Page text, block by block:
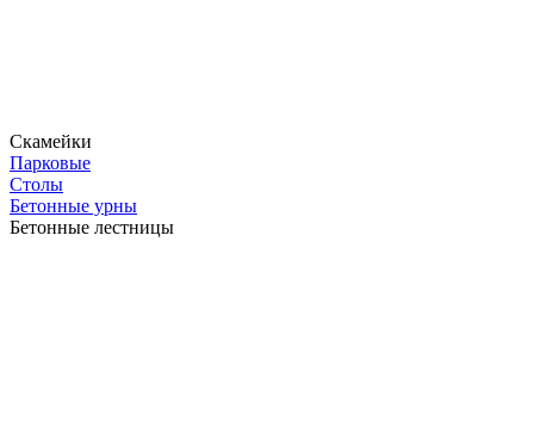
Скамейки
Парковые
Столы
Бетонные урны
Бетонные лестницы